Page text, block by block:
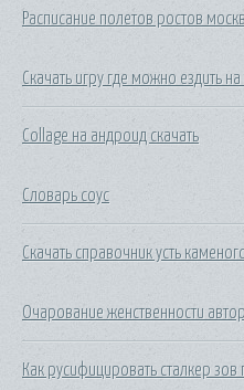
Расписание полетов ростов
Скачать игру где можно ездить
Collage на андроид скачать
Словарь соус
Скачать справочник усть
Очарование женственности
Как русифицировать сталкер зов